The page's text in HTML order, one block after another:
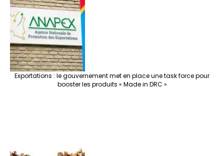
Exportations : le gouvernement met en place une task force pour
booster les produits « Made in DRC »